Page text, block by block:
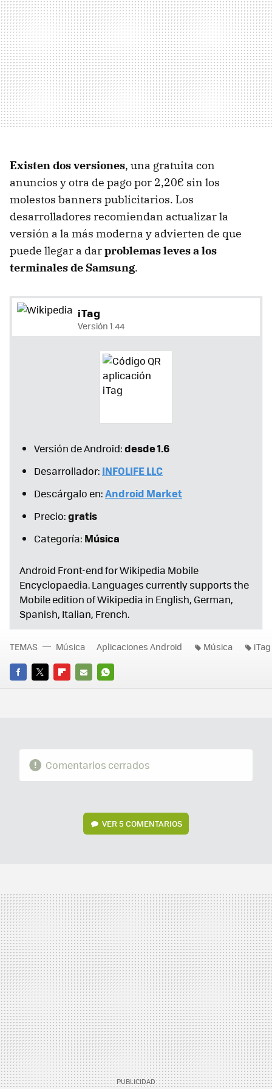
Existen dos versiones, una gratuita con
anuncios y otra de pago por 2,20€ sin los
molestos banners publicitarios. Los
desarrolladores recomiendan actualizar la
versión a la más moderna y advierten de que
puede llegar a darproblemas leves a los
terminales de Samsung.
iTag
Versión 1.44
Versión de Android:desde 1.6
Desarrollador: INFOLIFELLC
Descárgalo en:Android Market
Precio:gratis
Categoría: Música
Android Front-end for Wikipedia Mobile
Encyclopaedia. Languages currently supports the
Mobile edition of Wikipedia in English, German,
Spanish, Italian, French.
FACEBOOK
TWITTERFLIPBOARD
E-
WHATSAPP
TEMAS Música Aplicaciones Android Música iTag
Comentarios cerrados
VER5 COMENTARIOS